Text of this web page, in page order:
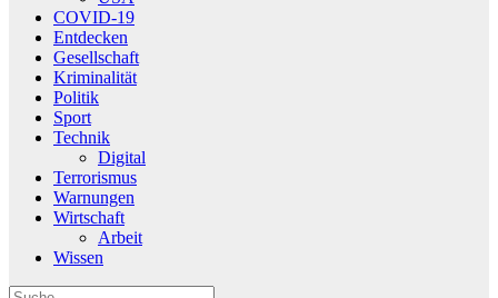
COVID-19
Entdecken
Gesellschaft
Kriminalität
Politik
Sport
Technik
Digital
Terrorismus
Warnungen
Wirtschaft
Arbeit
Wissen